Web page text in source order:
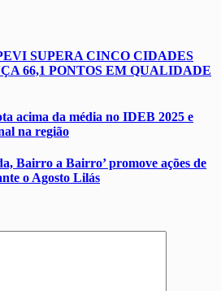
SUPERA CINCO CIDADES
66,1 PONTOS EM QUALIDADE
acima da média no IDEB 2025 e
na região
Bairro a Bairro’ promove ações de
o Agosto Lilás